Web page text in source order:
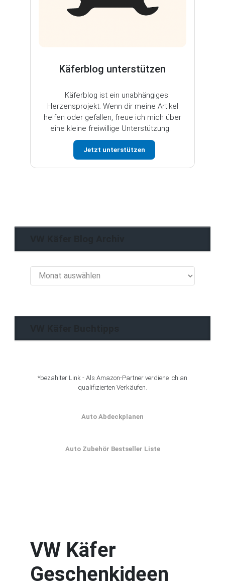
Käferblog unterstützen
Käferblog ist ein unabhängiges
Herzensprojekt. Wenn dir meine Artikel
helfen oder gefallen, freue ich mich über
eine kleine freiwillige Unterstützung.
Jetzt unterstützen
Käfer
*bezahlter Link - Als Amazon-Partner verdiene ich an
qualifizierten Verkäufen.
Auto Abdeckplanen
Auto Zubehör Bestseller Liste
VW Käfer
Geschenkideen